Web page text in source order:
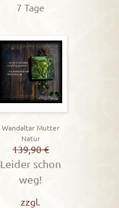
7 Tage
Wandaltar Mutter
Natur
139,90€
Leider schon
weg!
zzgl.